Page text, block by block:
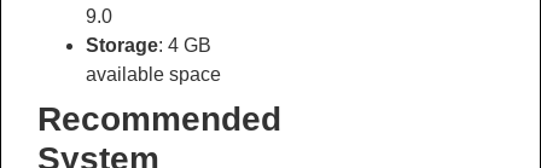
9.0
Storage: 4 GB
available space
Recommended
System